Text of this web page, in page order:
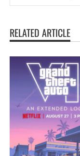
RELATED ARTICLE